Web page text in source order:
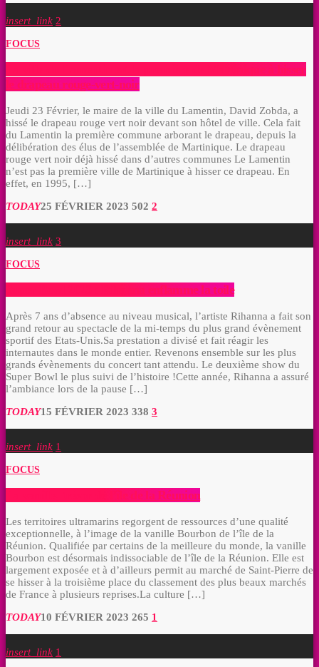
insert_link 2
FOCUS
La ville du Lamentin est la première de Martinique à hisser
le drapeau rouge-vert-noir
Jeudi 23 Février, le maire de la ville du Lamentin, David Zobda, a
hissé le drapeau rouge vert noir devant son hôtel de ville. Cela fait
du Lamentin la première commune arborant le drapeau, depuis la
délibération des élus de l’assemblée de Martinique. Le drapeau
rouge vert noir déjà hissé dans d’autres communes Le Lamentin
n’est pas la première ville de Martinique à hisser ce drapeau. En
effet, en 1995, […]
TODAY25 FÉVRIER 2023 502 2
insert_link 3
FOCUS
Super Bowl 2023 : Rihanna enflamme la toile
Après 7 ans d’absence au niveau musical, l’artiste Rihanna a fait son
grand retour au spectacle de la mi-temps du plus grand évènement
sportif des Etats-Unis.Sa prestation a divisé et fait réagir les
internautes dans le monde entier. Revenons ensemble sur les plus
grands évènements du concert tant attendu. Le deuxième show du
Super Bowl le plus suivi de l’histoire !Cette année, Rihanna a assuré
l’ambiance lors de la pause […]
TODAY15 FÉVRIER 2023 338 3
insert_link 1
FOCUS
La vanille, trésor de l’île de la Réunion
Les territoires ultramarins regorgent de ressources d’une qualité
exceptionnelle, à l’image de la vanille Bourbon de l’île de la
Réunion. Qualifiée par certains de la meilleure du monde, la vanille
Bourbon est désormais indissociable de l’île de la Réunion. Elle est
largement exposée et à d’ailleurs permit au marché de Saint-Pierre de
se hisser à la troisième place du classement des plus beaux marchés
de France à plusieurs reprises.La culture […]
TODAY10 FÉVRIER 2023 265 1
insert_link 1